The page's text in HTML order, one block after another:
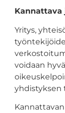
Kannattava
Yritys,
voidaan
yhdistyksen